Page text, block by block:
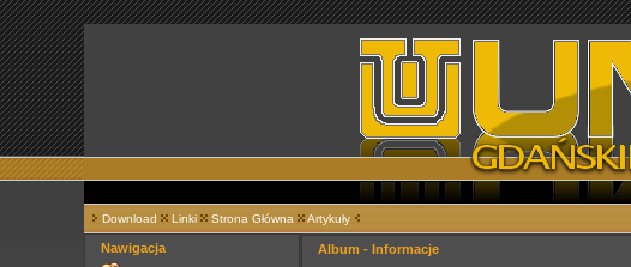
Download Linki Strona Główna Artykuły
Nawigacja
Album - Informacje